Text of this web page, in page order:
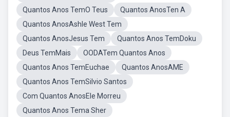
Quantos Anos TemO Teus
Quantos AnosTen A
Quantos AnosAshle West Tem
Quantos AnosJesus Tem
Quantos Anos TemDoku
Deus TemMais
OODATem Quantos Anos
Quantos Anos TemEuchae
Quantos AnosAME
Quantos Anos TemSilvio Santos
Com Quantos AnosEle Morreu
Quantos Anos Tema Sher